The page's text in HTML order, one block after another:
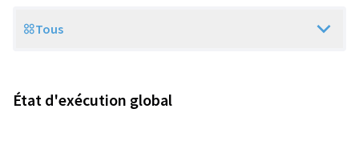
Scope
Tous
État d'exécution global